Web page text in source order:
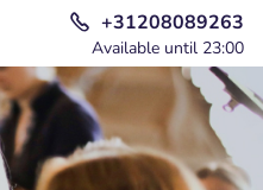
+31208089263
Available until 23:00